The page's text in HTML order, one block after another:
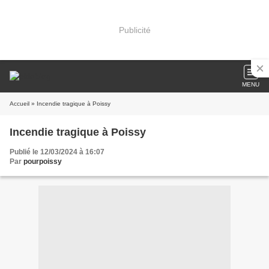
Publicité
MENU
Accueil » Incendie tragique à Poissy
Incendie tragique à Poissy
Publié le 12/03/2024 à 16:07
Par pourpoissy